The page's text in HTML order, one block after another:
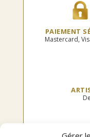
PAIEMENT
Mastercard,